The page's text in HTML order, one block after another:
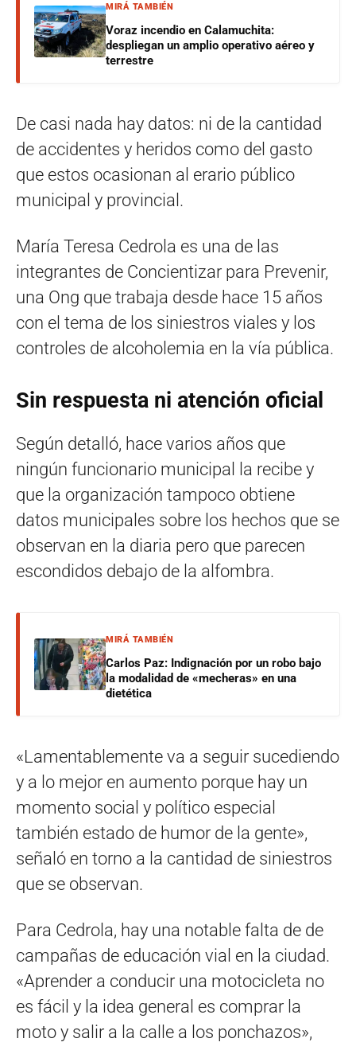
MIRÁ TAMBIÉN
Voraz incendio en Calamuchita:
despliegan un amplio operativo aéreo y
terrestre
De casi nada hay datos: ni de la cantidad
de accidentes y heridos como del gasto
que estos ocasionan al erario público
municipal y provincial.
María Teresa Cedrola es una de las
integrantes de Concientizar para Prevenir,
una Ong que trabaja desde hace 15 años
con el tema de los siniestros viales y los
controles de alcoholemia en la vía pública.
Sin respuesta ni atención oficial
Según detalló, hace varios años que
ningún funcionario municipal la recibe y
que la organización tampoco obtiene
datos municipales sobre los hechos que se
observan en la diaria pero que parecen
escondidos debajo de la alfombra.
MIRÁ TAMBIÉN
Carlos Paz: Indignación por un robo bajo
la modalidad de «mecheras» en una
dietética
«Lamentablemente va a seguir sucediendo
y a lo mejor en aumento porque hay un
momento social y político especial
también estado de humor de la gente»,
señaló en torno a la cantidad de siniestros
que se observan.
Para Cedrola, hay una notable falta de de
campañas de educación vial en la ciudad.
«Aprender a conducir una motocicleta no
es fácil y la idea general es comprar la
moto y salir a la calle a los ponchazos»,